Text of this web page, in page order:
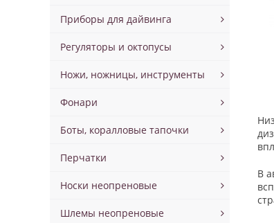
Приборы для дайвинга
Регуляторы и октопусы
Ножи, ножницы, инструменты
Фонари
Боты, коралловые тапочки
Перчатки
Носки неопреновые
Шлемы неопреновые
В